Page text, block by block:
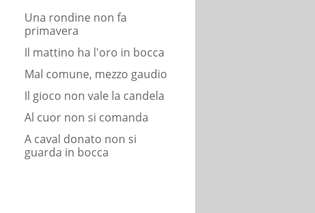
Una rondine non fa
primavera
Il mattino ha l'oro in bocca
Mal comune, mezzo gaudio
Il gioco non vale la candela
Al cuor non si comanda
A caval donato non si
guarda in bocca